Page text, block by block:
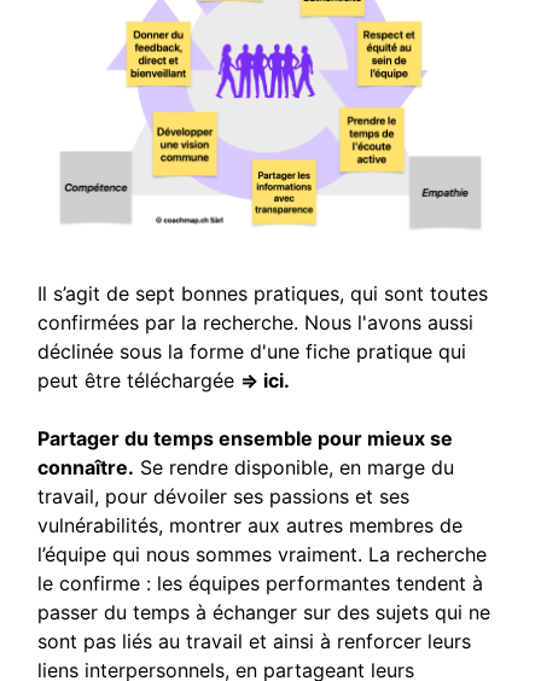
Il s’agit de sept bonnes pratiques, qui sont toutes
confirmées par la recherche. Nous l'avons aussi
déclinée sous la forme d'une fiche pratique qui
peut être téléchargée => ici.
Partager du temps ensemble pour mieux se
connaître. Se rendre disponible, en marge du
travail, pour dévoiler ses passions et ses
vulnérabilités, montrer aux autres membres de
l’équipe qui nous sommes vraiment. La recherche
le confirme : les équipes performantes tendent à
passer du temps à échanger sur des sujets qui ne
sont pas liés au travail et ainsi à renforcer leurs
liens interpersonnels, en partageant leurs